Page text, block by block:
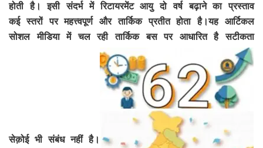
होती है। इसी संदर्भ में रिटायरमेंट आयु दो वर्ष बढ़ाने का प्रस्ताव
कई स्तरों पर महत्त्वपूर्ण और तार्किक प्रतीत होता है।यह आर्टिकल
सोशल मीडिया में चल रही तार्किक बस पर आधारित है सटीकता
सेक़ोई भी संबंध नहीं है।